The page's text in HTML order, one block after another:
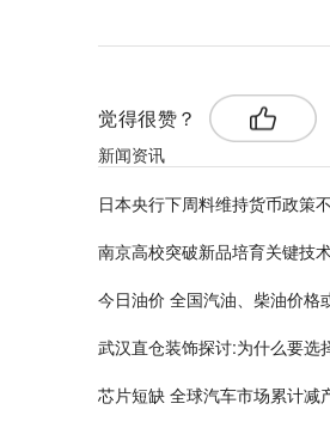
觉得很赞？
新闻资讯
日本央行下周料维持货币政策
南京高校突破新品培育关键技
今日油价 全国汽油、柴油价格
武汉直仓装饰探讨:为什么要选
芯片短缺 全球汽车市场累计减